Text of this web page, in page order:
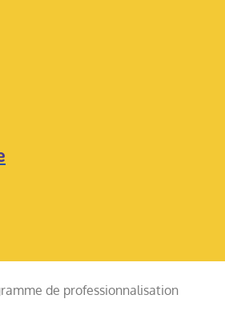
de professionnalisation